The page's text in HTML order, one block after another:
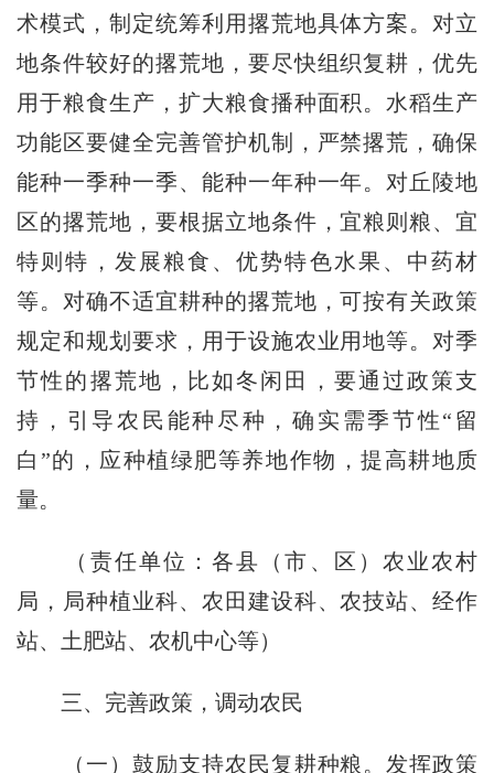
术模式，制定统筹利用撂荒地具体方案。对立
地条件较好的撂荒地，要尽快组织复耕，优先
用于粮食生产，扩大粮食播种面积。水稻生产
功能区要健全完善管护机制，严禁撂荒，确保
能种一季种一季、能种一年种一年。对丘陵地
区的撂荒地，要根据立地条件，宜粮则粮、宜
特则特，发展粮食、优势特色水果、中药材
等。对确不适宜耕种的撂荒地，可按有关政策
规定和规划要求，用于设施农业用地等。对季
节性的撂荒地，比如冬闲田，要通过政策支
持，引导农民能种尽种，确实需季节性“留
白”的，应种植绿肥等养地作物，提高耕地质
量。
（责任单位：各县（市、区）农业农村
局，局种植业科、农田建设科、农技站、经作
站、土肥站、农机中心等）
三、完善政策，调动农民
（一）鼓励支持农民复耕种粮。 发挥政策